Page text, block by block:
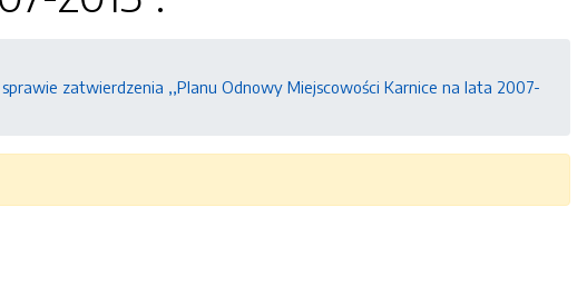
zatwierdzenia ,,Planu Odnowy Miejscowości Karnice na lata 2007-